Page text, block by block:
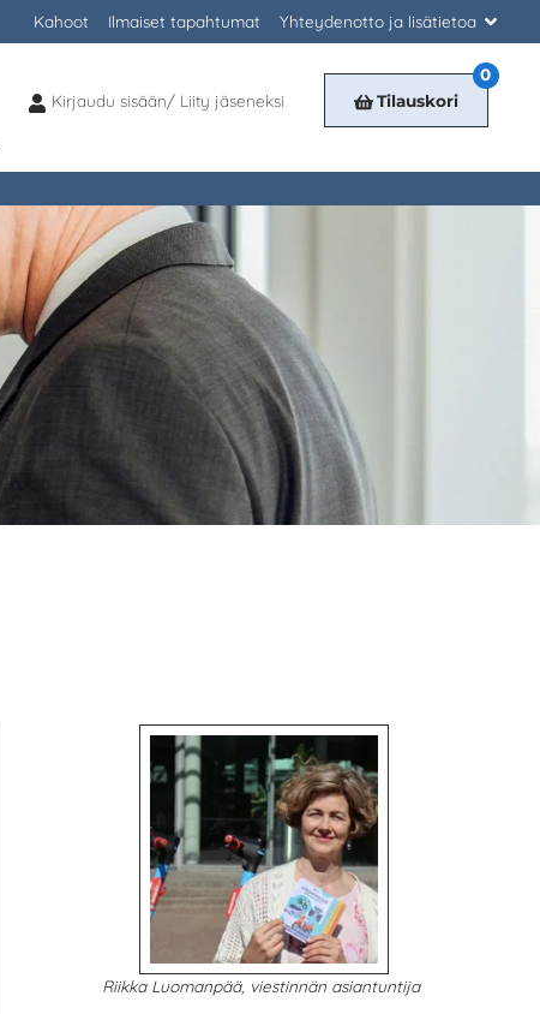
Kirjaudu sisään/ Liity jäseneksi
Liity
Kahoot Ilmaiset tapahtumat Yhteydenotto ja lisätietoa
Tilauskori
0
Riikka Luomanpää, viestinnän asiantuntija